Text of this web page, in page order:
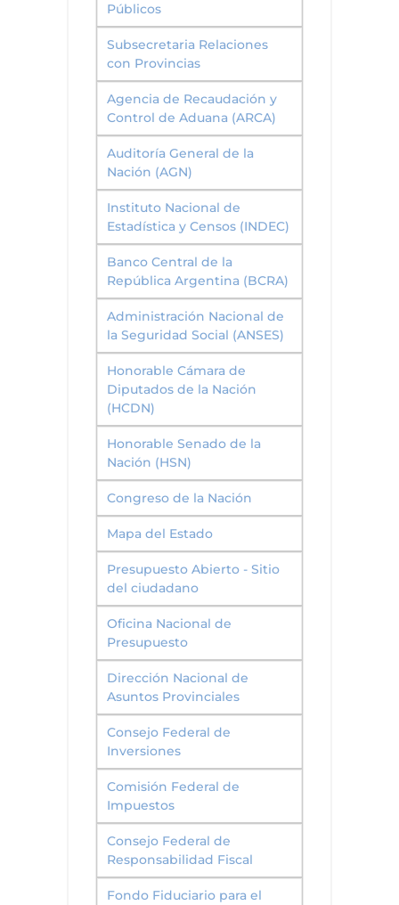
Públicos
Subsecretaria Relaciones
con Provincias
Agencia de Recaudación y
Control de Aduana (ARCA)
Auditoría General de la
Nación (AGN)
Instituto Nacional de
Estadística y Censos (INDEC)
Banco Central de la
República Argentina (BCRA)
Administración Nacional de
la Seguridad Social (ANSES)
Honorable Cámara de
Diputados de la Nación
(HCDN)
Honorable Senado de la
Nación (HSN)
Congreso de la Nación
Mapa del Estado
Presupuesto Abierto - Sitio
del ciudadano
Oficina Nacional de
Presupuesto
Dirección Nacional de
Asuntos Provinciales
Consejo Federal de
Inversiones
Comisión Federal de
Impuestos
Consejo Federal de
Responsabilidad Fiscal
Fondo Fiduciario para el